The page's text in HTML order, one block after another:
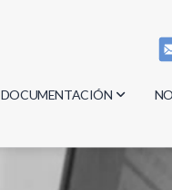
DOCUMENTACIÓN
Actas
Reglamentos